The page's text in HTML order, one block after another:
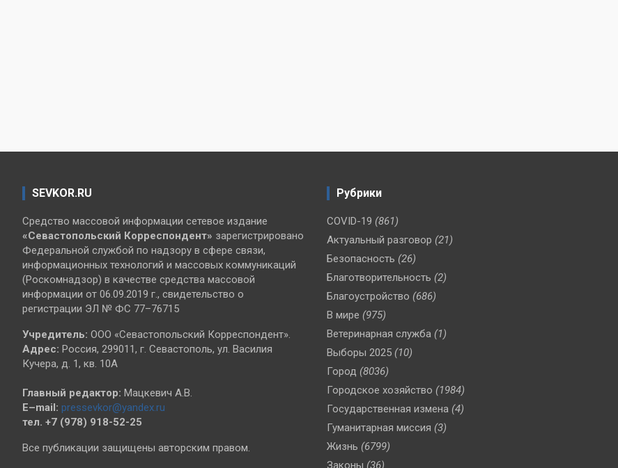
SEVKOR.RU
Средство массовой информации сетевое издание
«Севастопольский Корреспондент» зарегистрировано
Федеральной службой по надзору в сфере связи,
информационных технологий и массовых коммуникаций
(Роскомнадзор) в качестве средства массовой
информации от 06.09.2019 г., свидетельство о
регистрации ЭЛ № ФС 77–76715
Учредитель: ООО «Севастопольский Корреспондент».
Адрес: Россия, 299011, г. Севастополь, ул. Василия
Кучера, д. 1, кв. 10А
Главный редактор: Мацкевич А.В.
E–mail: pressevkor@yandex.ru
тел. +7 (978) 918-52-25
Все публикации защищены авторским правом.
Рубрики
COVID-19 (861)
Актуальный разговор (21)
Безопасность (26)
Благотворительность (2)
Благоустройство (686)
В мире (975)
Ветеринарная служба (1)
Выборы 2025 (10)
Город (8036)
Городское хозяйство (1984)
Государственная измена (4)
Гуманитарная миссия (3)
Жизнь (6799)
Законы (36)